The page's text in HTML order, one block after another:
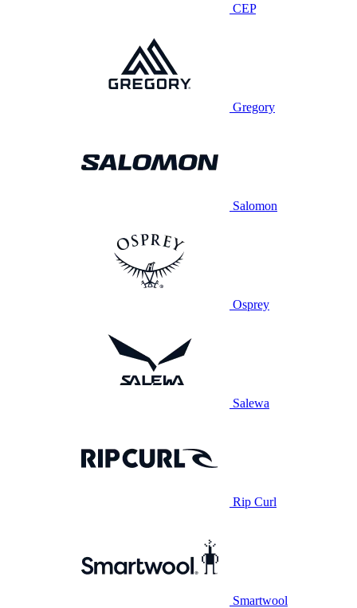
CEP
Gregory
Salomon
Osprey
Salewa
Rip Curl
Smartwool